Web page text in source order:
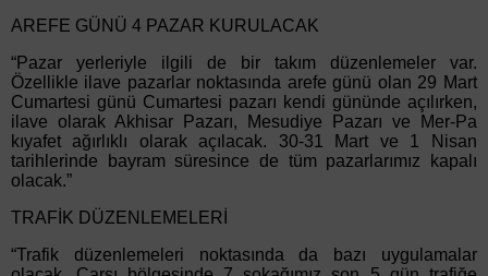
AREFE GÜNÜ 4 PAZAR KURULACAK
“Pazar yerleriyle ilgili de bir takım düzenlemeler var.
Özellikle ilave pazarlar noktasında arefe günü olan 29 Mart
Cumartesi günü Cumartesi pazarı kendi gününde açılırken,
ilave olarak Akhisar Pazarı, Mesudiye Pazarı ve Mer-Pa
kıyafet ağırlıklı olarak açılacak. 30-31 Mart ve 1 Nisan
tarihlerinde bayram süresince de tüm pazarlarımız kapalı
olacak.”
TRAFİK DÜZENLEMELERİ
“Trafik düzenlemeleri noktasında da bazı uygulamalar